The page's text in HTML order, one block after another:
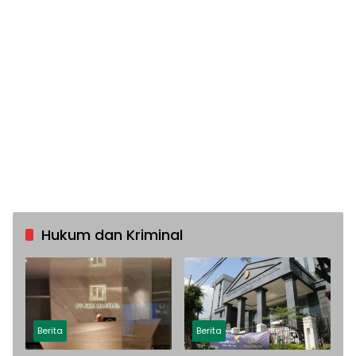
Hukum dan Kriminal
Berita Berita